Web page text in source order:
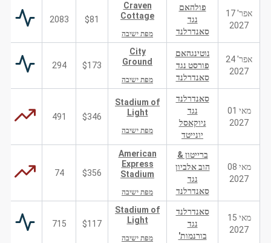
אפר' 17
2027
פולהאם
נגד
סאנדרלנד
Craven
Cottage
מפת ישיבה
$81
2083
אפר' 24
2027
נוטינגהאם
פורסט נגד
סאנדרלנד
City
Ground
מפת ישיבה
$173
294
מאי 01
2027
סאנדרלנד
נגד
ניוקאסל
יונייטד
Stadium of
Light
מפת ישיבה
$346
491
מאי 08
2027
ברייטון &
הוב אלביון
נגד
סאנדרלנד
American
Express
Stadium
מפת ישיבה
$356
74
מאי 15
2027
סאנדרלנד
נגד
בורנמות'
Stadium of
Light
מפת ישיבה
$117
715